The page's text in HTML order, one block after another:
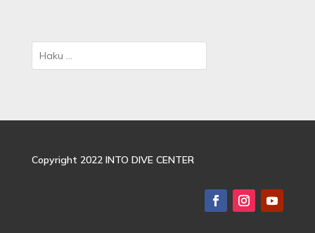
Copyright 2022 INTO DIVE CENTER